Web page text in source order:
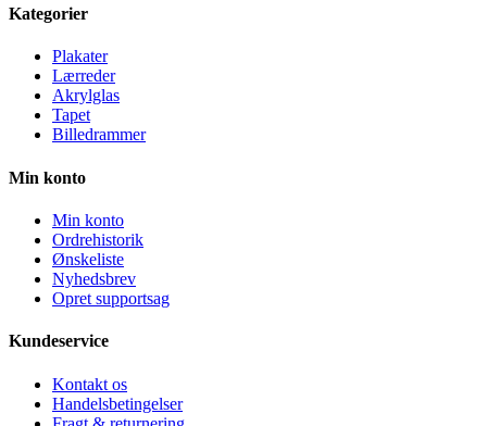
Kategorier
Plakater
Lærreder
Akrylglas
Tapet
Billedrammer
Min konto
Min konto
Ordrehistorik
Ønskeliste
Nyhedsbrev
Opret supportsag
Kundeservice
Kontakt os
Handelsbetingelser